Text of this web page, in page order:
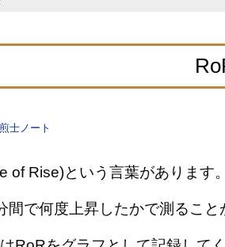
士ノート
of Rise)という言葉があります。
間で何度上昇したかで測るこ